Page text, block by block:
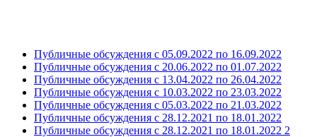
Публичные обсуждения с 05.09.2022 по 16.09.2022
Публичные обсуждения с 20.06.2022 по 01.07.2022
Публичные обсуждения с 13.04.2022 по 26.04.2022
Публичные обсуждения с 10.03.2022 по 23.03.2022
Публичные обсуждения с 05.03.2022 по 21.03.2022
Публичные обсуждения с 28.12.2021 по 18.01.2022
Публичные обсуждения с 28.12.2021 по 18.01.2022 2